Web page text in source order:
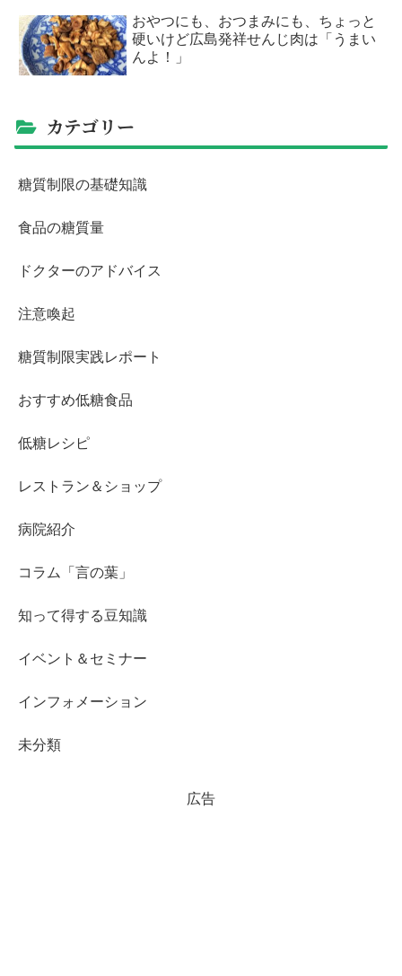
おやつにも、おつまみにも、ちょっと
硬いけど広島発祥せんじ肉は「うまい
んよ！」
カテゴリー
糖質制限の基礎知識
食品の糖質量
ドクターのアドバイス
注意喚起
糖質制限実践レポート
おすすめ低糖食品
低糖レシピ
レストラン＆ショップ
病院紹介
コラム「言の葉」
知って得する豆知識
イベント＆セミナー
インフォメーション
未分類
広告